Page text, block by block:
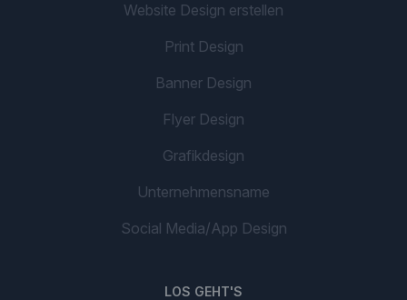
Website Design erstellen
Print Design
Banner Design
Flyer Design
Grafikdesign
Unternehmensname
Social Media/App Design
LOS GEHT'S